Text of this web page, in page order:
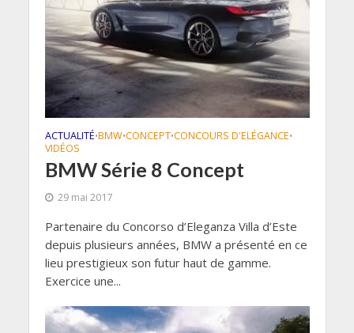
ACTUALITÉ•BMW•CONCEPT•CONCOURS D'ELÉGANCE•
VIDÉOS
BMW Série 8 Concept
29 mai 2017
Partenaire du Concorso d’Eleganza Villa d’Este
depuis plusieurs années, BMW a présenté en ce
lieu prestigieux son futur haut de gamme.
Exercice une...